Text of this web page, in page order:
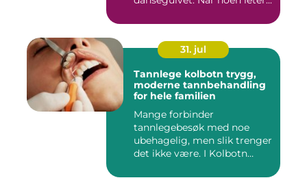
31. jul
Tannlege kolbotn trygg,
moderne tannbehandling
for hele familien
Mange forbinder
tannlegebesøk med noe
ubehagelig, men slik trenger
det ikke være. I Kolbotn